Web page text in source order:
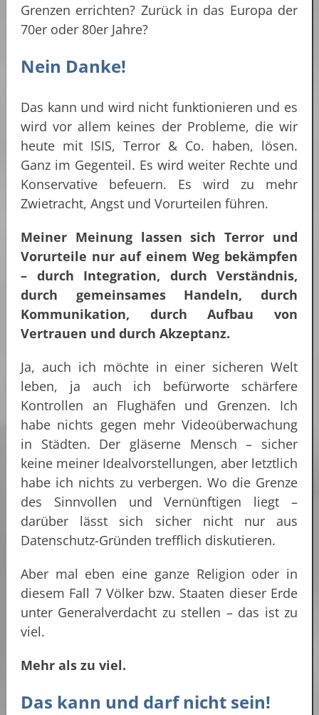
Grenzen errichten? Zurück in das Europa der
70er oder 80er Jahre?
Nein Danke!
Das kann und wird nicht funktionieren und es
wird vor allem keines der Probleme, die wir
heute mit ISIS, Terror & Co. haben, lösen.
Ganz im Gegenteil. Es wird weiter Rechte und
Konservative befeuern. Es wird zu mehr
Zwietracht, Angst und Vorurteilen führen.
Meiner Meinung lassen sich Terror und
Vorurteile nur auf einem Weg bekämpfen
– durch Integration, durch Verständnis,
durch gemeinsames Handeln, durch
Kommunikation, durch Aufbau von
Vertrauen und durch Akzeptanz.
Ja, auch ich möchte in einer sicheren Welt
leben, ja auch ich befürworte schärfere
Kontrollen an Flughäfen und Grenzen. Ich
habe nichts gegen mehr Videoüberwachung
in Städten. Der gläserne Mensch – sicher
keine meiner Idealvorstellungen, aber letztlich
habe ich nichts zu verbergen. Wo die Grenze
des Sinnvollen und Vernünftigen liegt –
darüber lässt sich sicher nicht nur aus
Datenschutz-Gründen trefflich diskutieren.
Aber mal eben eine ganze Religion oder in
diesem Fall 7 Völker bzw. Staaten dieser Erde
unter Generalverdacht zu stellen – das ist zu
viel.
Mehr als zu viel.
Das kann und darf nicht sein!